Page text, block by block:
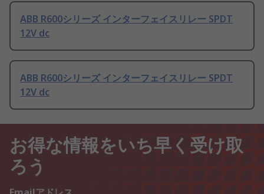
ABB R600シリーズ インターフェイスリレー SPDT
12V dc
ABB R600シリーズ インターフェイスリレー SPDT
12V dc
お得な情報をいち早く受け取
ろう